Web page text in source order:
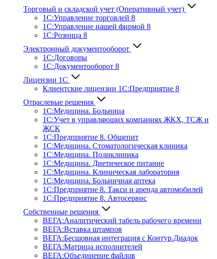
Торговый и складской учет (Оперативный учет)
1С:Управление торговлей 8
1С:Управление нашей фирмой 8
1С:Розница 8
Электронный документооборот
1С:Договоры
1С:Документооборот 8
Лицензии 1С
Клиентские лицензии 1С:Предприятие 8
Отраслевые решения
1С:Медицина. Больница
1C:Учет в управляющих компаниях ЖКХ, ТСЖ и
ЖСК
1С:Предприятие 8. Общепит
1С:Медицина. Стоматологическая клиника
1С:Медицина. Поликлиника
1С:Медицина. Диетическое питание
1С:Медицина. Клиническая лаборатория
1С:Медицина. Больничная аптека
1С:Предприятие 8. Такси и аренда автомобилей
1С:Предприятие 8. Автосервис
Собственные решения
ВЕГА:Аналитичес­кий табель рабочего времени
ВЕГА:Вставка штампов
ВЕГА:Бесшовная интеграция с Контур.Диадок
ВЕГА:Матрица исполнителей
ВЕГА:Объединение файлов